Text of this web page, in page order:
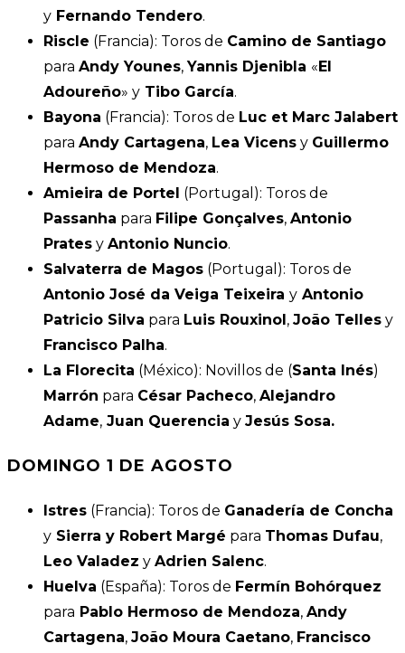
y Fernando Tendero.
Riscle (Francia): Toros de Camino de Santiago
para Andy Younes,Yannis Djenibla «El
Adoureño» y Tibo García.
Bayona (Francia): Toros de Luc et Marc Jalabert
para Andy Cartagena, Lea Vicens y Guillermo
Hermoso de Mendoza.
Amieira de Portel (Portugal): Toros de
Passanha para Filipe Gonçalves, Antonio
Prates y Antonio Nuncio.
Salvaterra de Magos (Portugal): Toros de
Antonio José da Veiga Teixeira y Antonio
Patricio Silva para Luis Rouxinol, João Telles y
Francisco Palha.
La Florecita (México): Novillos de (Santa Inés)
Marrón para César Pacheco, Alejandro
Adame, Juan Querencia y Jesús Sosa.
DOMINGO 1 DE AGOSTO
Istres (Francia): Toros de Ganadería de Concha
y Sierra y Robert Margé para Thomas Dufau,
Leo Valadez y Adrien Salenc.
Huelva (España): Toros de Fermín Bohórquez
para Pablo Hermoso de Mendoza, Andy
Cartagena, João Moura Caetano, Francisco